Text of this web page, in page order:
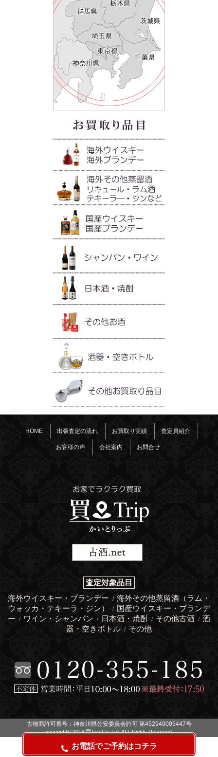
HOME 出張査定の流れ お買取り実績 査定員紹介
お客様の声 会社案内 お問合せ
査定対象品目
海外ウイスキー・ブランデー / 海外その他蒸留酒（ラム・
ウォッカ・テキーラ・ジン）
/ 国産ウイスキー・ブランデ
ー / ワイン・シャンパン / 日本酒・焼酎 / その他古酒 / 酒
器・空きボトル / その他
古物商許可番号：神奈川県公安委員会許可 第452940005447号
copyright© 2018 買Trip Co.,Ltd. ALL Rights Reserved.
お電話でご予約はコチラ